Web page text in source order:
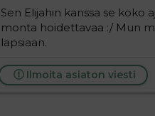
Sen Elijahin kanssa se koko
monta hoidettavaa :/ Mun
lapsiaan.
Ilmoita asiaton viesti